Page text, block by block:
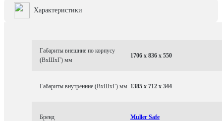
Характеристики
Габариты внешние по корпусу
(ВхШхГ) мм
1706 x 836 x 550
Габариты внутренние (ВхШхГ) мм 1385 x 712 x 344
Бренд Muller Safe